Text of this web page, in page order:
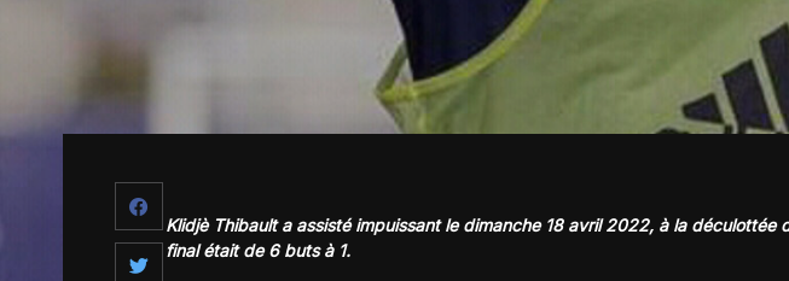
Klidjè Thibault a assisté impuissant le dimanche 18 avril 2022, à la déculottée
final était de 6 buts à 1.